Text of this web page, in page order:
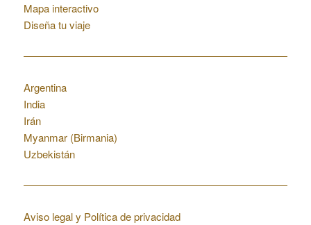
Mapa interactivo
Diseña tu viaje
Argentina
India
Irán
Myanmar (Birmania)
Uzbekistán
Aviso legal y Política de privacidad